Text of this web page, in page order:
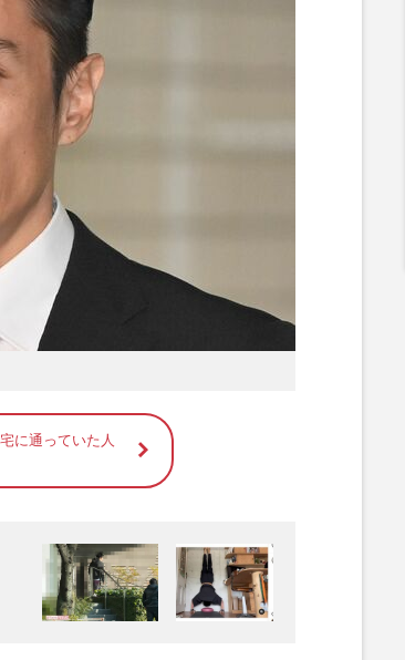
に通っていた人